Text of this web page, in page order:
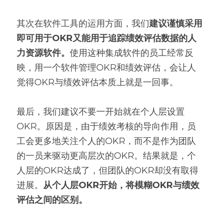
其次在软件工具的运用方面，我们建议谨慎采用
即可用于OKR又能用于追踪绩效评估数据的人
力资源软件。 使用这种集成软件的员工经常反
映，用一个软件管理OKR和绩效评估，会让人
觉得OKR与绩效评估本质上就是一回事。
最后，我们建议不要一开始就在个人层设置
OKR。原因是，由于绩效考核的导向作用，员
工会更多地关注个人的OKR，而不是作为团队
的一员来驱动更高层次的OKR。结果就是，个
人层的OKR达成了，但团队的OKR却没有取得
进展。 从个人层OKR开始，将模糊OKR与绩效
评估之间的区别。